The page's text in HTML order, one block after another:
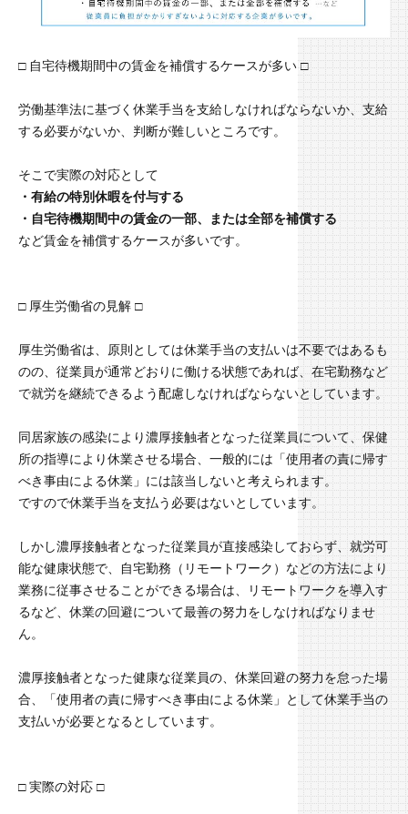
□ 自宅待機期間中の賃金を補償するケースが多い □
労働基準法に基づく休業手当を支給しなければならないか、支給
する必要がないか、判断が難しいところです。
そこで実際の対応として
・有給の特別休暇を付与する
・自宅待機期間中の賃金の一部、または全部を補償する
など賃金を補償するケースが多いです。
□ 厚生労働省の見解 □
厚生労働省は、原則としては休業手当の支払いは不要ではあるも
のの、従業員が通常どおりに働ける状態であれば、在宅勤務など
で就労を継続できるよう配慮しなければならないとしています。
同居家族の感染により濃厚接触者となった従業員について、保健
所の指導により休業させる場合、一般的には「使用者の責に帰す
べき事由による休業」には該当しないと考えられます。
ですので休業手当を支払う必要はないとしています。
しかし濃厚接触者となった従業員が直接感染しておらず、就労可
能な健康状態で、自宅勤務（リモートワーク）などの方法により
業務に従事させることができる場合は、リモートワークを導入す
るなど、休業の回避について最善の努力をしなければなりませ
ん。
濃厚接触者となった健康な従業員の、休業回避の努力を怠った場
合、「使用者の責に帰すべき事由による休業」として休業手当の
支払いが必要となるとしています。
□ 実際の対応 □